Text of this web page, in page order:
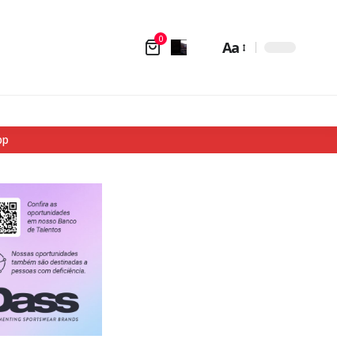
0 Aa